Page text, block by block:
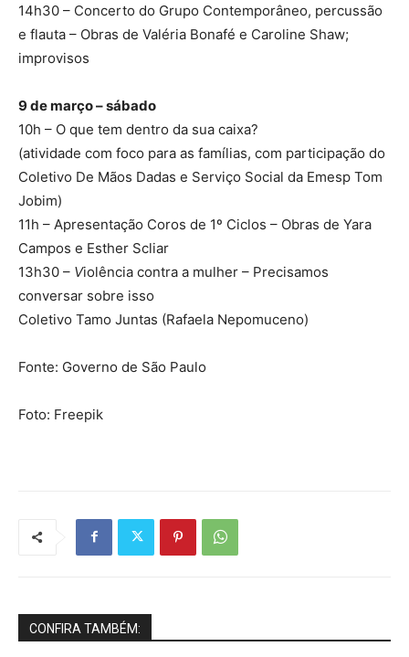
14h30 – Concerto do Grupo Contemporâneo, percussão
e flauta – Obras de Valéria Bonafé e Caroline Shaw;
improvisos
9 de março – sábado
10h – O que tem dentro da sua caixa?
(atividade com foco para as famílias, com participação do
Coletivo De Mãos Dadas e Serviço Social da Emesp Tom
Jobim)
11h – Apresentação Coros de 1º Ciclos – Obras de Yara
Campos e Esther Scliar
13h30 – Violência contra a mulher – Precisamos
conversar sobre isso
Coletivo Tamo Juntas (Rafaela Nepomuceno)
Fonte: Governo de São Paulo
Foto: Freepik
CONFIRA TAMBÉM: